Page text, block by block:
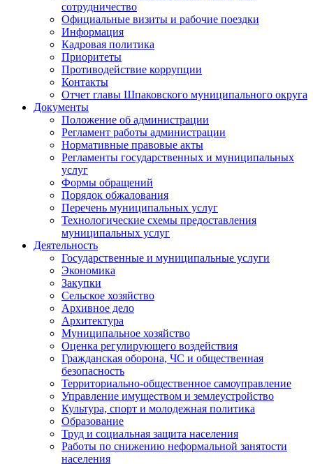
сотрудничество
Официальные визиты и рабочие поездки
Информация
Кадровая политика
Приоритеты
Противодействие коррупции
Контакты
Отчет главы Шпаковского муниципального округа
Документы
Положение об администрации
Регламент работы администрации
Нормативные правовые акты
Регламенты государственных и муниципальных
услуг
Формы обращений
Порядок обжалования
Перечень муниципальных услуг
Технологические схемы предоставления
муниципальных услуг
Деятельность
Государственные и муниципальные услуги
Экономика
Закупки
Сельское хозяйство
Архивное дело
Архитектура
Муниципальное хозяйство
Оценка регулирующего воздействия
Гражданская оборона, ЧС и общественная
безопасность
Территориально-общественное самоуправление
Управление имуществом и землеустройство
Культура, спорт и молодежная политика
Образование
Труд и социальная защита населения
Работы по снижению неформальной занятости
населения